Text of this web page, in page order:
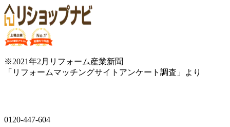
※2021年2月リフォーム産業新聞
「リフォームマッチングサイトアンケート調査」より
0120-447-604